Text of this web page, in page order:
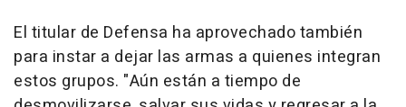
El titular de Defensa ha aprovechado también
para instar a dejar las armas a quienes integran
estos grupos. "Aún están a tiempo de